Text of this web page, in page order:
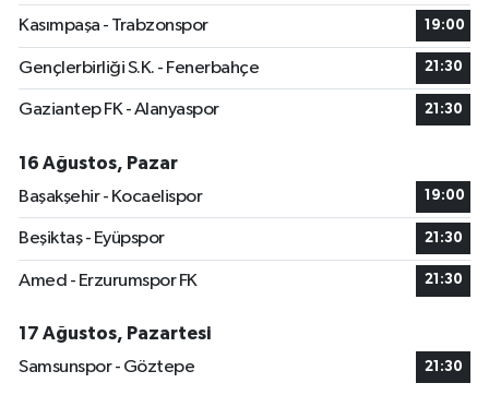
Kasımpaşa - Trabzonspor 19:00
Gençlerbirliği S.K. - Fenerbahçe 21:30
Gaziantep FK - Alanyaspor 21:30
16 Ağustos, Pazar
Başakşehir - Kocaelispor
19:00
Beşiktaş - Eyüpspor 21:30
Amed - Erzurumspor FK 21:30
17 Ağustos, Pazartesi
Samsunspor - Göztepe
21:30